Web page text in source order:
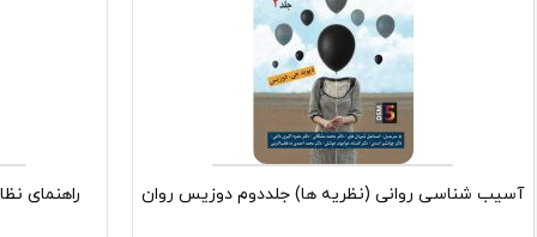
آسیب شناسی روانی (نظریه ها) جلددوم دوزیس روان راهنمای